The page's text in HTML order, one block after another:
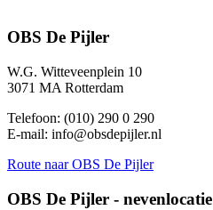
OBS De Pijler
W.G. Witteveenplein 10
3071 MA Rotterdam
Telefoon: (010) 290 0 290
E-mail: info@obsdepijler.nl
Route naar OBS De Pijler
OBS De Pijler - nevenlocatie